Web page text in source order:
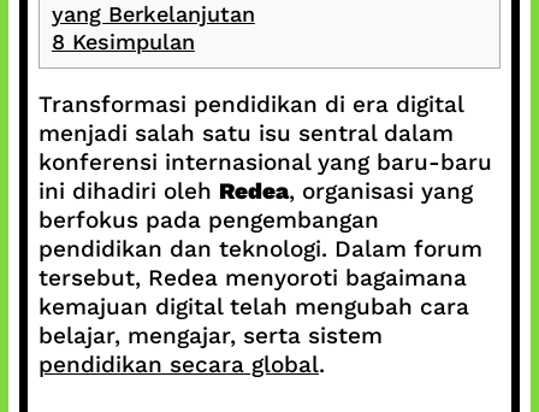
yang Berkelanjutan
8 Kesimpulan
Transformasi pendidikan di era digital
menjadi salah satu isu sentral dalam
konferensi internasional yang baru-baru
ini dihadiri oleh Redea, organisasi yang
berfokus pada pengembangan
pendidikan dan teknologi. Dalam forum
tersebut, Redea menyoroti bagaimana
kemajuan digital telah mengubah cara
belajar, mengajar, serta sistem
pendidikan secara global.